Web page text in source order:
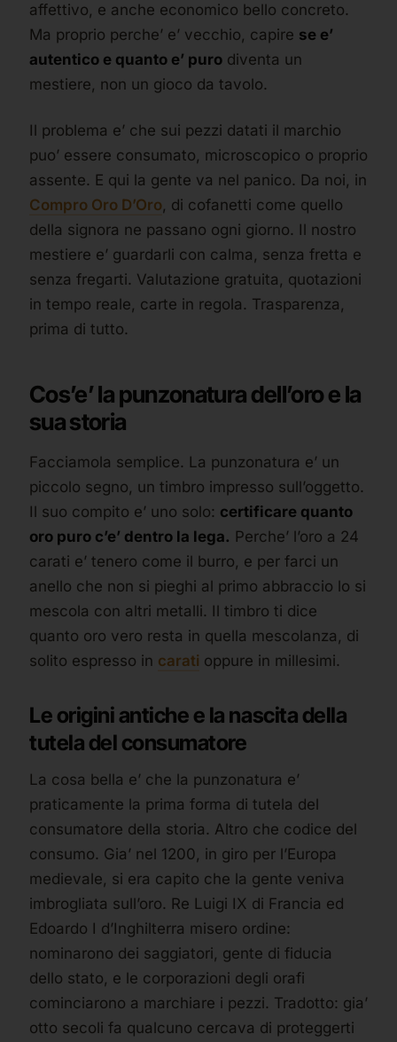
affettivo, e anche economico bello concreto.
Ma proprio perche’ e’ vecchio, capire se e’
autentico e quanto e’ puro diventa un
mestiere, non un gioco da tavolo.
Il problema e’ che sui pezzi datati il marchio
puo’ essere consumato, microscopico o proprio
assente. E qui la gente va nel panico. Da noi, in
Compro Oro D’Oro, di cofanetti come quello
della signora ne passano ogni giorno. Il nostro
mestiere e’ guardarli con calma, senza fretta e
senza fregarti. Valutazione gratuita, quotazioni
in tempo reale, carte in regola. Trasparenza,
prima di tutto.
Cos’e’ la punzonatura dell’oro e la
sua storia
Facciamola semplice. La punzonatura e’ un
piccolo segno, un timbro impresso sull’oggetto.
Il suo compito e’ uno solo: certificare quanto
oro puro c’e’ dentro la lega. Perche’ l’oro a 24
carati e’ tenero come il burro, e per farci un
anello che non si pieghi al primo abbraccio lo si
mescola con altri metalli. Il timbro ti dice
quanto oro vero resta in quella mescolanza, di
solito espresso in carati oppure in millesimi.
Le origini antiche e la nascita della
tutela del consumatore
La cosa bella e’ che la punzonatura e’
praticamente la prima forma di tutela del
consumatore della storia. Altro che codice del
consumo. Gia’ nel 1200, in giro per l’Europa
medievale, si era capito che la gente veniva
imbrogliata sull’oro. Re Luigi IX di Francia ed
Edoardo I d’Inghilterra misero ordine:
nominarono dei saggiatori, gente di fiducia
dello stato, e le corporazioni degli orafi
cominciarono a marchiare i pezzi. Tradotto: gia’
otto secoli fa qualcuno cercava di proteggerti